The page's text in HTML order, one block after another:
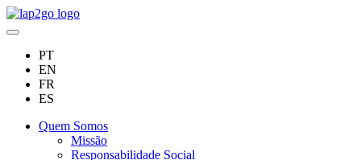
PT
EN
FR
ES
Quem Somos
Missão
Responsabilidade Social